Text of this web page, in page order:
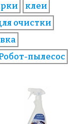
клеи
очистки
пылесос